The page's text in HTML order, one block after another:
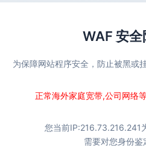
WAF 安
为保障网站程序安全，防止被黑或
正常海外家庭宽带,公司网络
您当前IP:216.73.216.241
需要对您身份鉴